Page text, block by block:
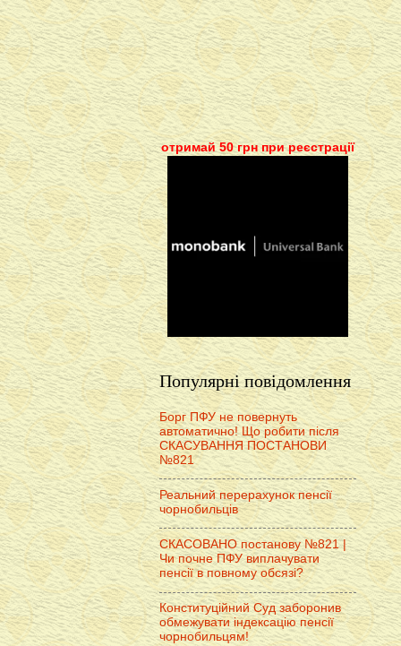
отримай 50 грн при реєстрації
Популярні повідомлення
Борг ПФУ не повернуть
автоматично! Що робити після
СКАСУВАННЯ ПОСТАНОВИ
№821
Реальний перерахунок пенсії
чорнобильців
СКАСОВАНО постанову №821 |
Чи почне ПФУ виплачувати
пенсії в повному обсязі?
Конституційний Суд заборонив
обмежувати індексацію пенсії
чорнобильцям!